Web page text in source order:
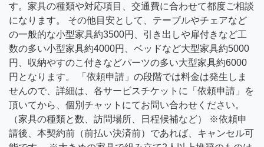
す。家具の種類や対応項目、交通費に合わせて都度ご相談
になります。 その他目安として、テーブルやチェアなど
の一般的な小型家具約3500円、引き出しや扉付きなど工
数の多い小型家具約4000円、ベッドなど大型家具約5000
円、収納やすのこ付きなどパーツの多い大型家具約6000
円となります。 「依頼申請」の段階では料金は発生しま
せんので、詳細は、各サービスチケットに「依頼申請」を
頂いてから、個別チャットにてお問い合わせください。
（家具の種類と数、訪問場所、日程候補など） ※依頼申
請後、本契約前（前払い決済前）であれば、キャンセル可